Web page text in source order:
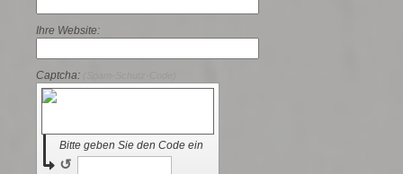
Ihre Website:
Captcha:
Bitte geben Sie den Code ein
↺